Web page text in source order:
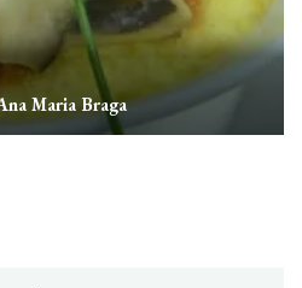
Maria Braga